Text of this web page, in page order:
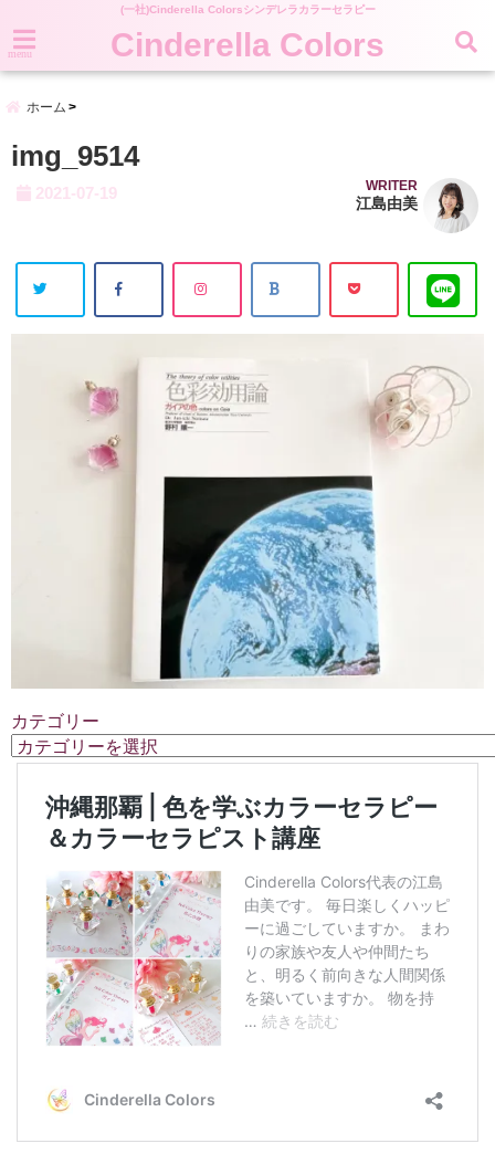
(一社)Cinderella Colorsシンデレラカラーセラピー
menu Cinderella Colors
ホーム
img_9514
2021-07-19 WRITER
江島由美
カテゴリー
カ
テ